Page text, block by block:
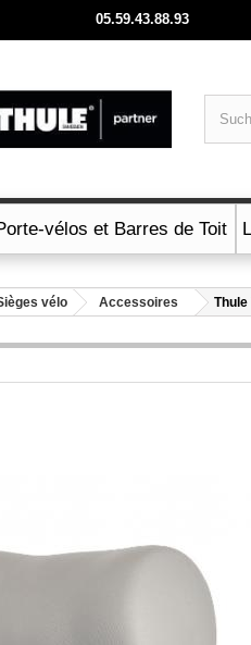
Sie uns an:05.59.43.88.93
vélos et Barres de Toit
vélo Accessoires Thule